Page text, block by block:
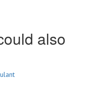
also